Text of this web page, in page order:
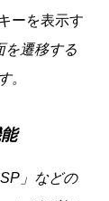
ーを表示す
を遷移する
。
」などの